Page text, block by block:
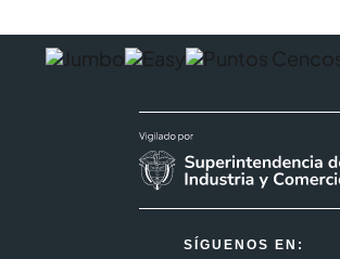
SÍGUENOS EN: